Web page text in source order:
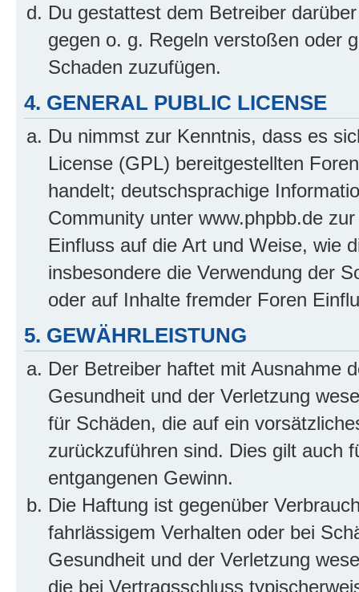
Du gestattest dem Betreiber
gegen o. g. Regeln verstoßen oder
Schaden zuzufügen.
4. GENERAL PUBLIC LICENSE
Du nimmst zur Kenntnis, dass es
License (GPL) bereitgestellten
handelt; deutschsprachige
Community unter www.phpbb.de
Einfluss auf die Art und Weise, wie
insbesondere die Verwendung der
oder auf Inhalte fremder Foren
5. GEWÄHRLEISTUNG
Der Betreiber haftet mit Ausnahme
Gesundheit und der Verletzung
für Schäden, die auf ein
zurückzuführen sind. Dies gilt auch
entgangenen Gewinn.
Die Haftung ist gegenüber
fahrlässigem Verhalten oder bei
Gesundheit und der Verletzung
die bei Vertragsschluss